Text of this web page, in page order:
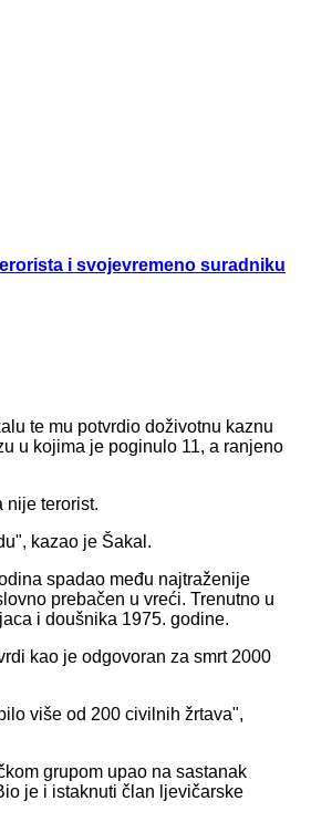
i svojevremeno suradniku
te mu potvrdio doživotnu kaznu
u kojima je poginulo 11, a ranjeno
nije terorist.
kazao je Šakal.
spadao među najtraženije
prebačen u vreći. Trenutno u
i doušnika 1975. godine.
kao je odgovoran za smrt 2000
više od 200 civilnih žrtava",
grupom upao na sastanak
je i istaknuti član ljevičarske